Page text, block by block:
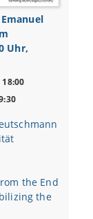
Uhr,
18:00
the End
the